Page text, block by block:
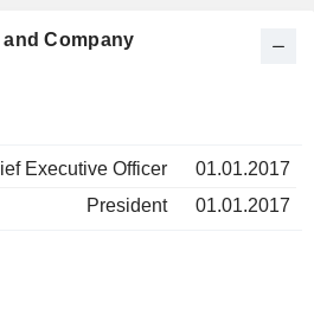
Company
Executive Officer
01.01.2017
President
01.01.2017